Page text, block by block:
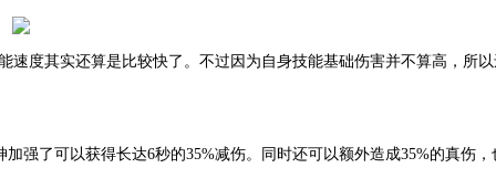
度其实还算是比较快了。不过因为自身技能基础伤害并不算高，所
加强了可以获得长达6秒的35%减伤。同时还可以额外造成35%的真伤